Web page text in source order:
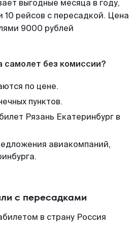
выгодные месяца в году,
рейсов с пересадкой. Цена
9000 рублей
самолет без комиссии?
по цене.
пунктов.
Рязань Екатеринбург в
авиакомпаний,
с пересадками
в страну Россия